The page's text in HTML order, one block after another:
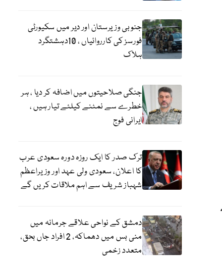
جنوبی وزیرستان اور دیر میں سکیورٹی
فورسز کی کارروائیاں ، 10دہشتگرد
ہلاک
جنگی صلاحیتوں میں اضافہ کر دیا ، ہر
خطرے سے نمٹنے کیلئے تیار ہیں ،
ایرانی فوج
ترک صدر کا ایک روزہ دورہ سعودی عرب
کا اعلان، سعودی ولی عہد اور وزیراعظم
شہباز شریف سے اہم ملاقات کریں گے
دمشق کے نواحی علاقے جرمانہ میں
منی بس میں دھماکہ، 2 افراد جاں بحق،
متعدد زخمی